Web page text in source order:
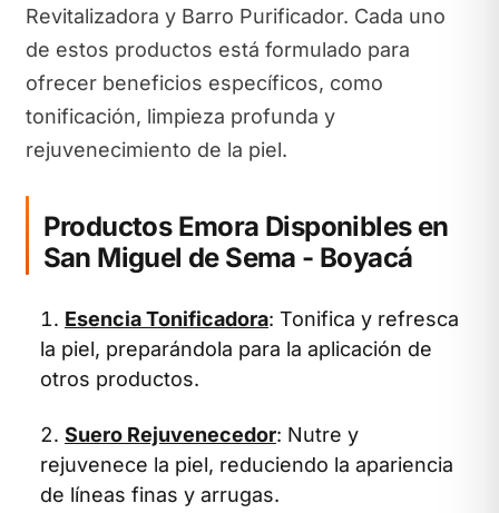
Revitalizadora y Barro Purificador. Cada uno
de estos productos está formulado para
ofrecer beneficios específicos, como
tonificación, limpieza profunda y
rejuvenecimiento de la piel.
Productos Emora Disponibles en
San Miguel de Sema - Boyacá
Esencia Tonificadora: Tonifica y refresca
la piel, preparándola para la aplicación de
otros productos.
Suero Rejuvenecedor: Nutre y
rejuvenece la piel, reduciendo la apariencia
de líneas finas y arrugas.